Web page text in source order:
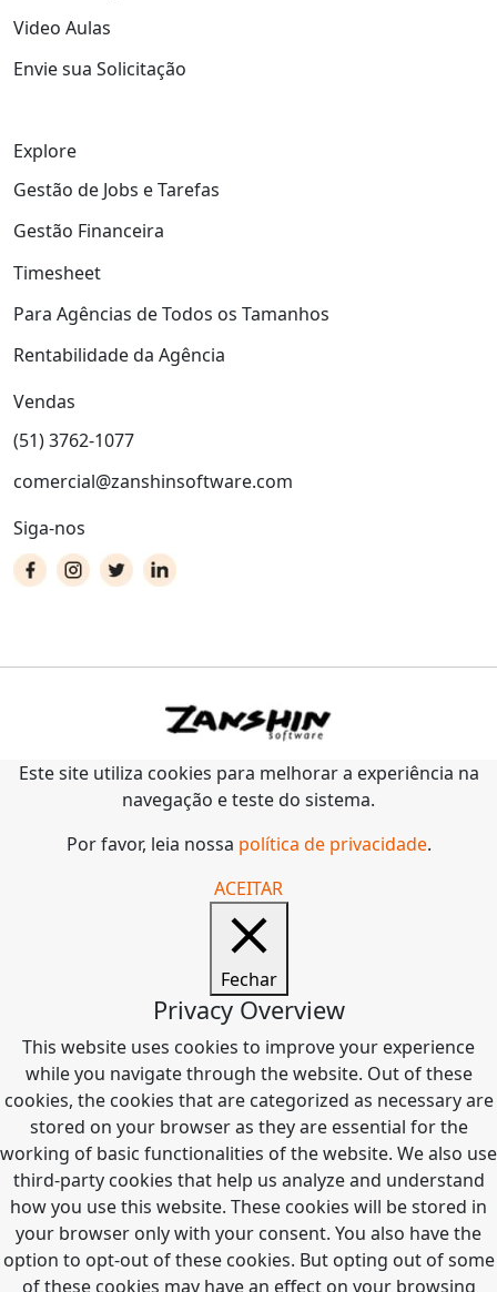
Video Aulas
Envie sua Solicitação
Explore
Gestão de Jobs e Tarefas
Gestão Financeira
Timesheet
Para Agências de Todos os Tamanhos
Rentabilidade da Agência
Vendas
(51) 3762-1077
comercial@zanshinsoftware.com
Siga-nos
Este site utiliza cookies para melhorar a experiência na
navegação e teste do sistema.
Por favor, leia nossa política de privacidade.
ACEITAR
Fechar
Privacy Overview
This website uses cookies to improve your experience
while you navigate through the website. Out of these
cookies, the cookies that are categorized as necessary are
stored on your browser as they are essential for the
working of basic functionalities of the website. We also use
third-party cookies that help us analyze and understand
how you use this website. These cookies will be stored in
your browser only with your consent. You also have the
option to opt-out of these cookies. But opting out of some
of these cookies may have an effect on your browsing